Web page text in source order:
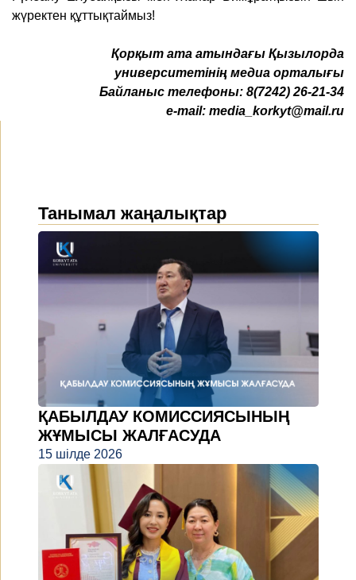
жүректен құттықтаймыз!
Қорқыт ата атындағы Қызылорда
университетінің медиа орталығы
Байланыс телефоны: 8(7242) 26-21-34
e-mail: media_korkyt@mail.ru
Танымал жаңалықтар
ҚАБЫЛДАУ КОМИССИЯСЫНЫҢ
ЖҰМЫСЫ ЖАЛҒАСУДА
15 шілде 2026